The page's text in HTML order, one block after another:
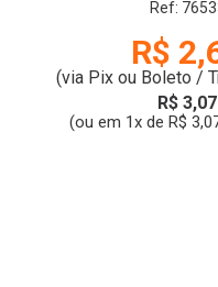
Ref:
R$
(via Pix ou Boleto /
R$ 3,07
(ou em 1x de R$